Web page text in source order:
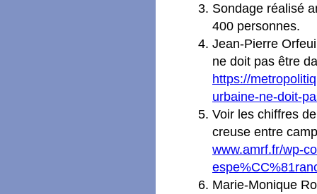
Sondage réalisé
400 personnes.
Jean-Pierre
ne doit pas être
https://
urbaine-ne-doit-
Voir les chiffres
creuse entre
www.amrf.fr/wp-
Marie-Monique